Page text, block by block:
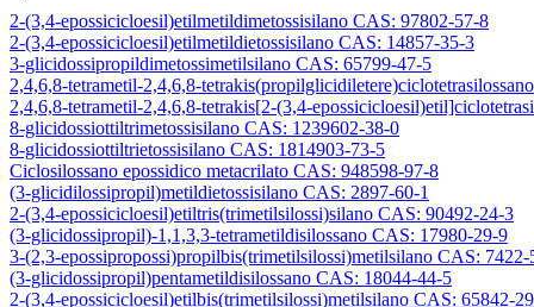
2-(3,4-epossicicloesil)etilmetildimetossisilano CAS: 97802-57-8
2-(3,4-epossicicloesil)etilmetildietossisilano CAS: 14857-35-3
3-glicidossipropildimetossimetilsilano CAS: 65799-47-5
2,4,6,8-tetrametil-2,4,6,8-
2,4,6,8-tetrametil-2,4,6,8-tetrakis[2-(3,4-
8-glicidossiottiltrimetossisilano CAS: 1239602-38-0
8-glicidossiottiltrietossisilano CAS: 1814903-73-5
Ciclosilossano epossidico metacrilato CAS: 948598-97-8
(3-glicidilossipropil)metildietossisilano CAS: 2897-60-1
2-(3,4-epossicicloesil)etiltris(trimetilsilossi)silano CAS: 90492-24-3
(3-glicidossipropil)-1,1,3,3-tetrametildisilossano CAS: 17980-29-9
3-(2,3-epossipropossi)propilbis(trimetilsilossi)metilsilano CAS: 7422-
(3-glicidossipropil)pentametildisilossano CAS: 18044-44-5
2-(3,4-epossicicloesil)etilbis(trimetilsilossi)metilsilano CAS: 65842-